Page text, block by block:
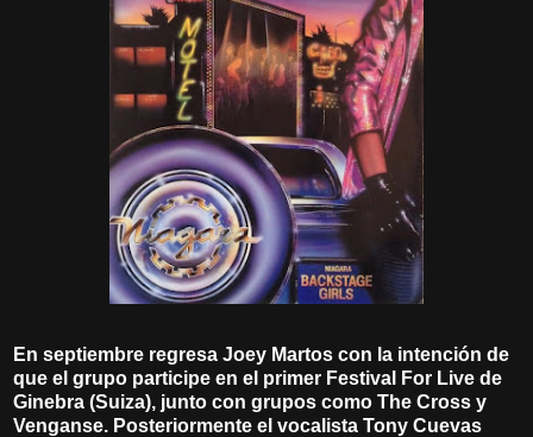
En septiembre regresa Joey Martos con la intención de
que el grupo participe en el primer Festival For Live de
Ginebra (Suiza), junto con grupos como The Cross y
Venganse. Posteriormente el vocalista Tony Cuevas